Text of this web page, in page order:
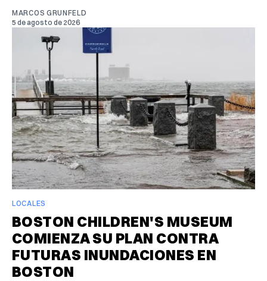
MARCOS GRUNFELD
5 de agosto de 2026
LOCALES
BOSTON CHILDREN'S MUSEUM
COMIENZA SU PLAN CONTRA
FUTURAS INUNDACIONES EN
BOSTON